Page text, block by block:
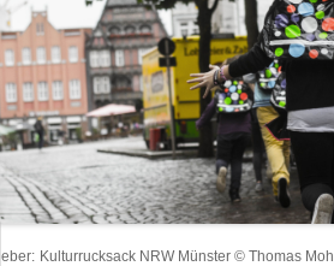
Kulturrucksack NRW Münster © Thomas